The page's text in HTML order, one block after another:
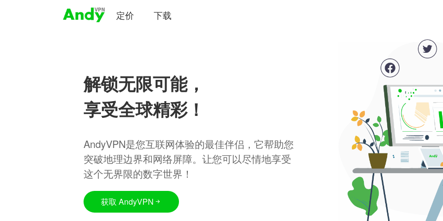
定价 下载
解锁无限可能，
享受全球精彩！
AndyVPN是您互联网体验的最佳伴侣，它帮助您
突破地理边界和网络屏障。让您可以尽情地享受
这个无界限的数字世界！
获取 AndyVPN